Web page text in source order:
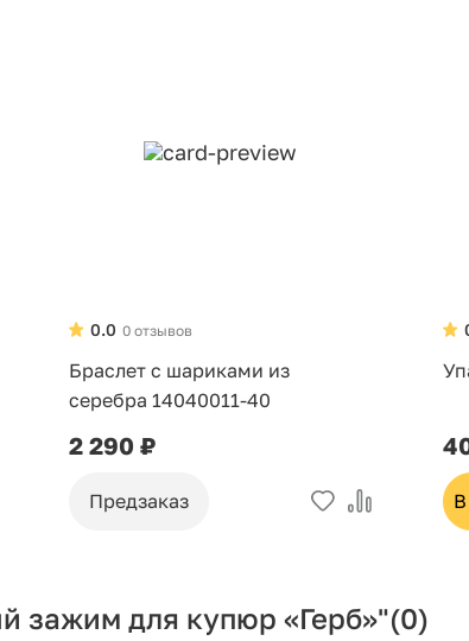
0 отзывов
0.0
Браслет с шариками из
серебра 14040011-40
2 290 ₽
Предзаказ
зажим для купюр «Герб»"(0)